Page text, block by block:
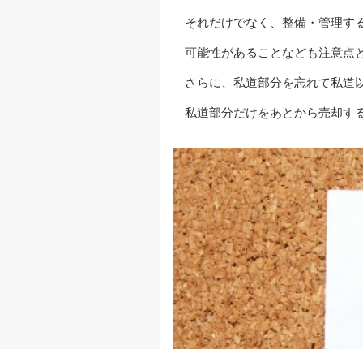
それだけでなく、整備・管理す
可能性があることなども注意点
さらに、私道部分を忘れて私道
私道部分だけをあとから売却す